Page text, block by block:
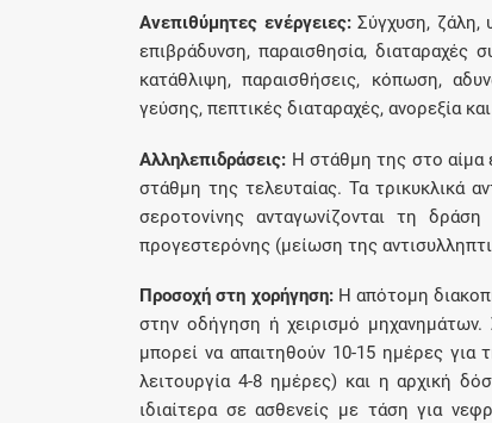
Aνεπιθύμητες ενέργειες:Σύγχυση, ζάλη,
επιβράδυνση, παραισθησία, διαταραχές
κατάθλιψη, παραισθήσεις, κόπωση,
γεύσης, πεπτικές διαταραχές, ανορεξία
Aλληλεπιδράσεις: Η στάθμη της στο αίμα
στάθμη της τελευταίας. Τα τρικυκλικά
σεροτονίνης ανταγωνίζονται τη
προγεστερόνης (μείωση της
Προσοχή στη χορήγηση:H απότομη
στην οδήγηση ή χειρισμό
μπορεί να απαιτηθούν 10-15 ημέρες για
λειτουργία 4-8 ημέρες) και η αρχική
ιδιαίτερα σε ασθενείς με τάση για